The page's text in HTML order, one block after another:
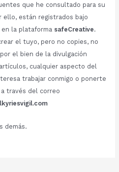
que he consultado para su
ello, están registrados bajo
en la plataforma safeCreative.
el tuyo, pero no copies, no
el bien de la divulgación
cualquier aspecto del
trabajar conmigo o ponerte
través del correo
demás.